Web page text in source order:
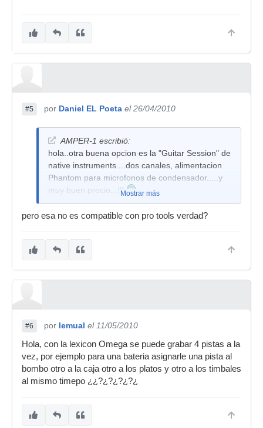
#5 por Daniel EL Poeta el 26/04/2010
AMPER-1 escribió:
hola..otra buena opcion es la "Guitar Session" de
native instruments....dos canales, alimentacion
Phantom para microfonos de condensador.....y
muy buen precio...!!!Mostrar más
pero esa no es compatible con pro tools verdad?
#6 por lemual el 11/05/2010
Hola, con la lexicon Omega se puede grabar 4 pistas a la
vez, por ejemplo para una bateria asignarle una pista al
bombo otro a la caja otro a los platos y otro a los timbales
al mismo timepo ¿¿?¿?¿?¿?¿